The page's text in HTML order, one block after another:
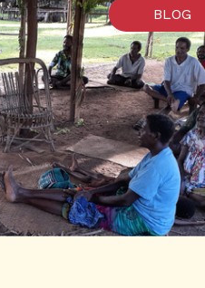
BLOG